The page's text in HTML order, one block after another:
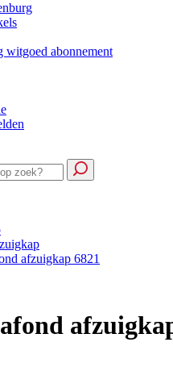
witgoed abonnement
afzuigkap 6821